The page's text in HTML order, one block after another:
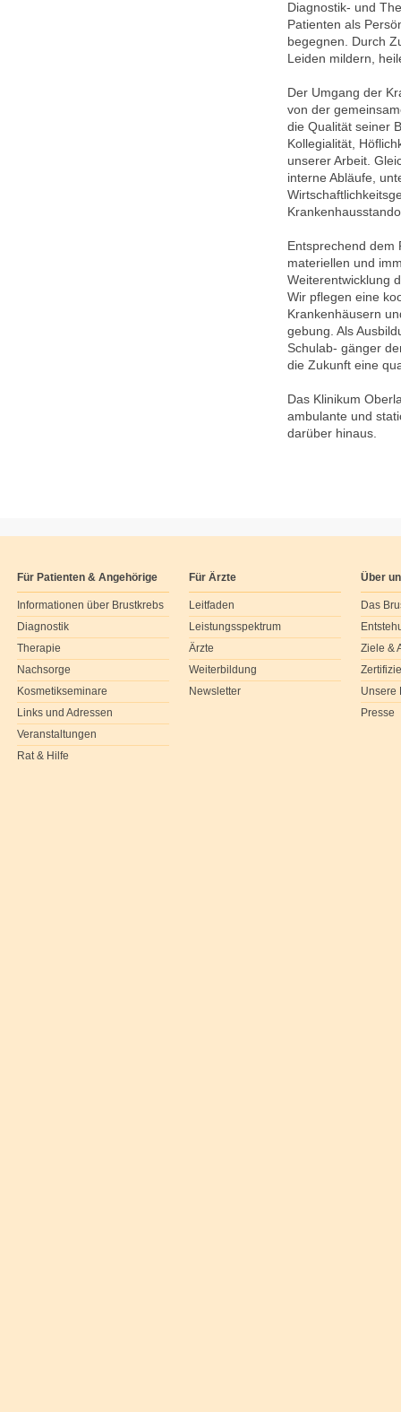
Diagnostik- und
Patienten als
begegnen. Durch
Leiden mildern,
Der Umgang der
von der
die Qualität seiner
Kollegialität,
unserer Arbeit.
interne Abläufe,
Entsprechend dem
materiellen und
Weiterentwicklung
Wir pflegen eine
Krankenhäusern
gebung. Als
Schulab- gänger
die Zukunft eine
Das Klinikum
ambulante und
darüber hinaus.
Für Patienten & Angehörige
Informationen über Brustkrebs
Diagnostik
Therapie
Nachsorge
Kosmetikseminare
Links und Adressen
Veranstaltungen
Rat & Hilfe
Für Ärzte
Leitfaden
Leistungsspektrum
Ärzte
Weiterbildung
Newsletter
Über
Das
Ziele &
Unsere
Presse